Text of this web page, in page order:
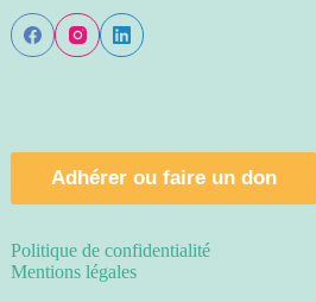
Adhérer ou faire un don
Politique de confidentialité
Mentions légales